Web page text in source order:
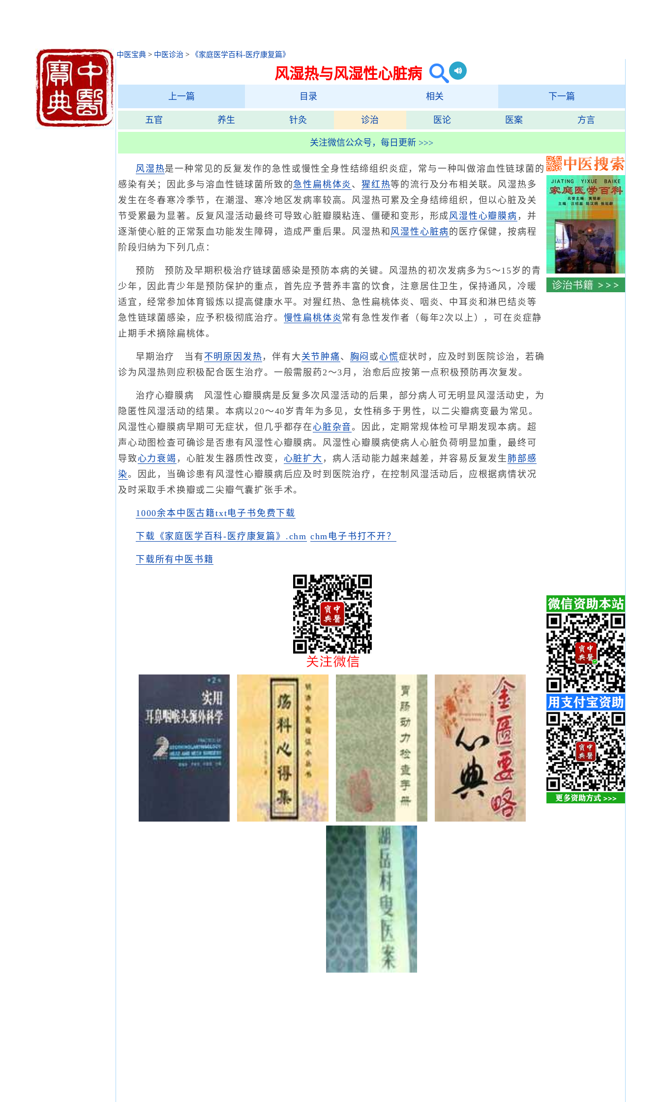
中医宝典 > 中医诊治 > 《家庭医学百科-医疗康复篇》
风湿热与风湿性心脏病
上一篇 目录 相关 下一篇
五官 养生 针灸 诊治 医论 医案 方言
关注微信公众号，每日更新 >>>
风湿热是一种常见的反复发作的急性或慢性全身性结缔组织炎症，常与一种叫做溶血性链球菌的
感染有关；因此多与溶血性链球菌所致的急性扁桃体炎 、猩红热等的流行及分布相关联。风湿热多
发生在冬春寒冷季节，在潮湿、寒冷地区发病率较高。风湿热可累及全身结缔组织，但以心脏及关
节受累最为显著。反复风湿活动最终可导致心脏瓣膜粘连、僵硬和变形，形成风湿性心瓣膜病 ，并
逐渐使心脏的正常泵血功能发生障碍，造成严重后果。风湿热和 风湿性心脏病 的医疗保健，按病程
阶段归纳为下列几点：
预防 预防及早期积极治疗链球菌感染是预防本病的关键。风湿热的初次发病多为5～15岁的青
少年，因此青少年是预防保护的重点，首先应予营养丰富的饮食，注意居住卫生，保持通风，冷暖
适宜，经常参加体育锻炼以提高健康水平。对猩红热、急性扁桃体炎、咽炎、中耳炎和淋巴结炎等
急性链球菌感染，应予积极彻底治疗。 慢性扁桃体炎 常有急性发作者（每年2次以上），可在炎症静
止期手术摘除扁桃体。
早期治疗 当有 不明原因发热 ，伴有大 关节肿痛 、 胸闷 或心慌症状时，应及时到医院诊治，若确
诊为风湿热则应积极配合医生治疗。一般需服药2～3月，治愈后应按第一点积极预防再次复发。
治疗心瓣膜病 风湿性心瓣膜病是反复多次风湿活动的后果，部分病人可无明显风湿活动史，为
隐匿性风湿活动的结果。本病以20～40岁青年为多见，女性稍多于男性，以二尖瓣病变最为常见。
风湿性心瓣膜病早期可无症状，但几乎都存在 心脏杂音。因此，定期常规体检可早期发现本病。超
声心动图检查可确诊是否患有风湿性心瓣膜病。风湿性心瓣膜病使病人心脏负荷明显加重，最终可
导致心力衰竭 ，心脏发生器质性改变， 心脏扩大 ，病人活动能力越来越差，并容易反复发生 肺部感
染。因此，当确诊患有风湿性心瓣膜病后应及时到医院治疗，在控制风湿活动后，应根据病情状况
及时采取手术换瓣或二尖瓣气囊扩张手术。
1000余本中医古籍txt电子书免费下载
下载《家庭医学百科-医疗康复篇》.chm chm电子书打不开？
下载所有中医书籍